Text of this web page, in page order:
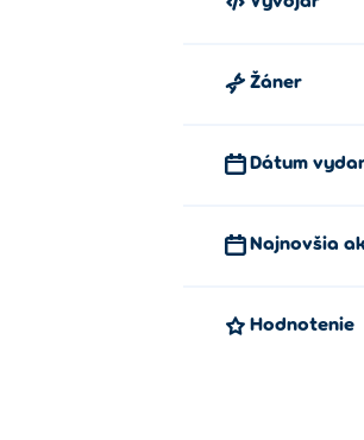
Žáner
Dátum
Najnovšia
Hodnotenie